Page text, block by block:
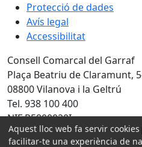
Protecció de dades
Avís legal
Accessibilitat
Consell Comarcal del Garraf
Plaça Beatriu de Claramunt,
08800 Vilanova i la Geltrú
Tel. 938 100 400
NIF P5800020I
Amb la col·laboració de:
Aquest lloc web fa servir
facilitar-te una experiència de